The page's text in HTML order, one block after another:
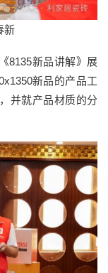
新
8135新品讲解》展
新品的产品工
并就产品材质的分